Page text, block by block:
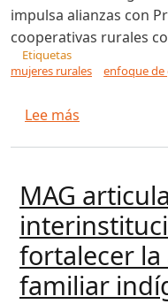
impulsa alianzas con
cooperativas rurales
Etiquetas
mujeres rurales
enfoque de
Lee más
MAG
fortalecer
familiar